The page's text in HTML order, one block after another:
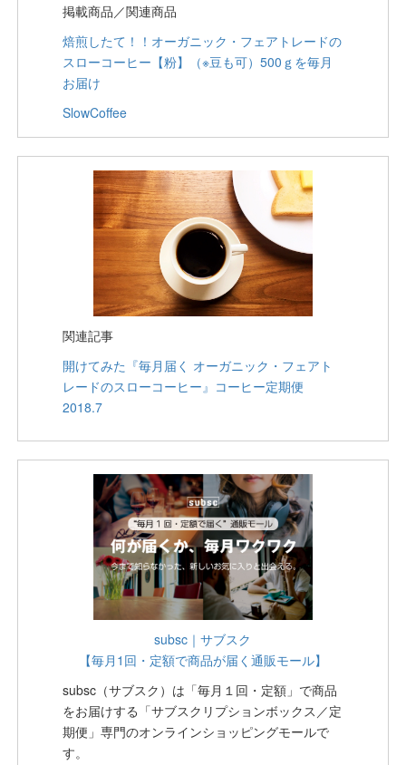
掲載商品／関連商品
焙煎したて！！オーガニック・フェアトレードの
スローコーヒー【粉】（※豆も可）500ｇを毎月
お届け
SlowCoffee
関連記事
開けてみた『毎月届く オーガニック・フェアト
レードのスローコーヒー』コーヒー定期便
2018.7
subsc｜サブスク
【毎月1回・定額で商品が届く通販モール】
subsc（サブスク）は「毎月１回・定額」で商品
をお届けする「サブスクリプションボックス／定
期便」専門のオンラインショッピングモールで
す。